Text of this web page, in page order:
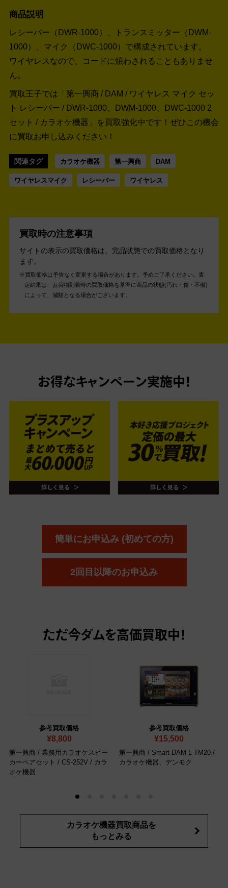
商品説明
レシーバー（DWR-1000）、トランスミッター（DWM-
1000）、マイク（DWC-1000）で構成されています。
ワイヤレスなので、コードに煩わされることもありませ
ん。
買取王子では「第一興商 / DAM / ワイヤレス マイク セッ
ト レシーバー / DWR-1000、DWM-1000、DWC-1000 2
セット / カラオケ機器」を買取強化中です！ ぜひこの機会
に買取お申し込みください！
関連タグ カラオケ機器 第一興商 DAM
ワイヤレスマイク レシーバー ワイヤレス
買取時の注意事項
サイトの表示の買取価格は、完品状態での買取価格となり
ます。
買取価格は予告なく変更する場合があります。予めご了承ください。 査
定結果は、お荷物到着時の買取価格を基準に商品の状態(汚れ・傷・不備)
によって、減額となる場合がございます。
お得なキャンペーン実施中！
簡単にお申込み (初めての方)
2回目以降のお申込み
ただ今ダムを高価買取中！
参考買取価格
¥8,800
第一興商 / 業務用カラオケスピー
カーペアセット / CS-252V / カラ
オケ機器
参考買取価格
¥15,500
第一興商 / Smart DAM L TM20 /
カラオケ機器、デンモク
カラオケ機器買取商品を
もっとみる